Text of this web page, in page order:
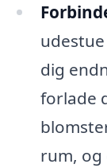
dig
forlade
rum, og